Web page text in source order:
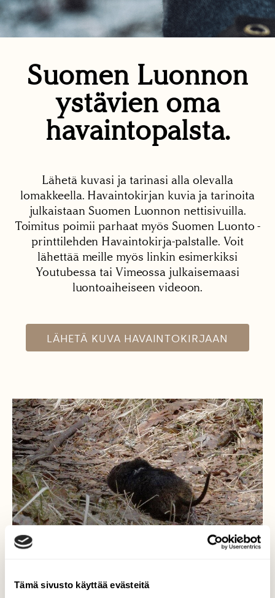
Tämä sivusto käyttää evästeitä
Suomen Luonnon
ystävien oma
havaintopalsta.
Lähetä kuvasi ja tarinasi alla olevalla
lomakkeella. Havaintokirjan kuvia ja tarinoita
julkaistaan Suomen Luonnon nettisivuilla.
Toimitus poimii parhaat myös Suomen Luonto -
printtilehden Havaintokirja-palstalle. Voit
lähettää meille myös linkin esimerkiksi
Youtubessa tai Vimeossa julkaisemaasi
luontoaiheiseen videoon.
LÄHETÄ KUVA HAVAINTOKIRJAAN